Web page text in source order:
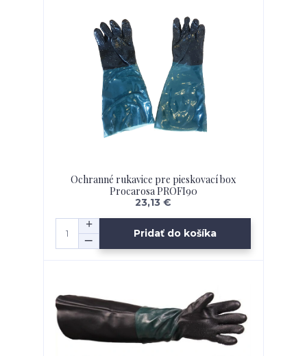
Ochranné rukavice pre pieskovací box
Procarosa PROFI90
23,13 €
Pridať do košíka